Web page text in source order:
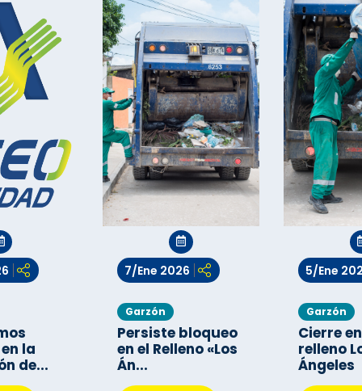
la
de...
7/Ene 2026
Garzón
Persiste bloqueo
en el Relleno «Los
Án...
5/Ene
Garzón
Cierre
relleno
Ángeles